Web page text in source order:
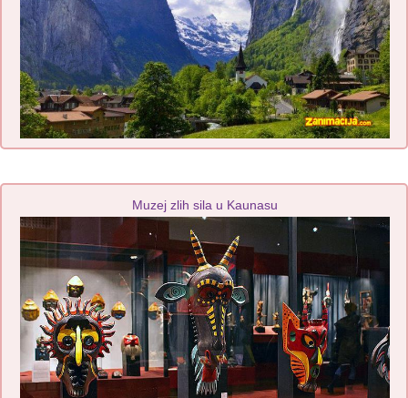
Muzej zlih sila u Kaunasu